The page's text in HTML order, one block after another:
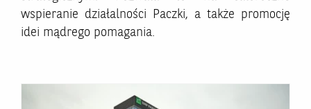
wspieranie działalności Paczki, a także promocję
idei mądrego pomagania.